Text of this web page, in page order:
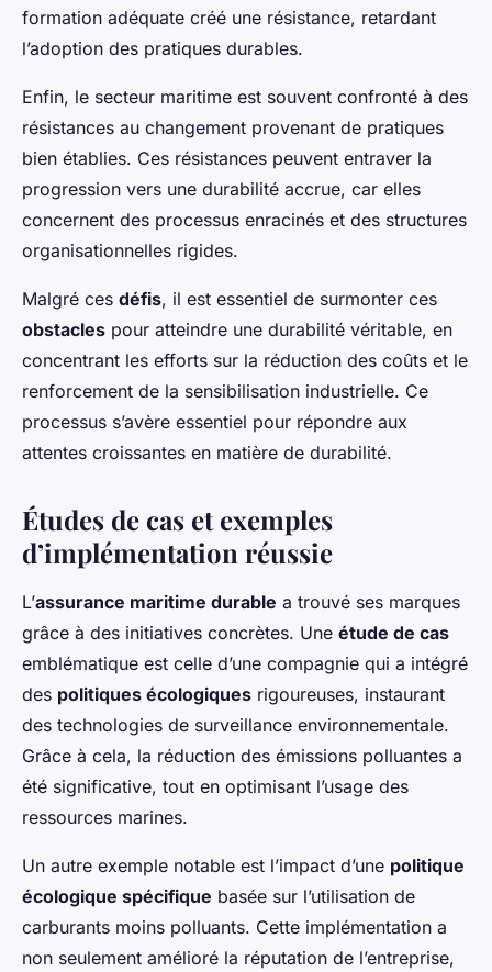
formation adéquate créé une résistance, retardant
l’adoption des pratiques durables.
Enfin, le secteur maritime est souvent confronté à des
résistances au changement provenant de pratiques
bien établies. Ces résistances peuvent entraver la
progression vers une durabilité accrue, car elles
concernent des processus enracinés et des structures
organisationnelles rigides.
Malgré ces défis, il est essentiel de surmonter ces
obstacles pour atteindre une durabilité véritable, en
concentrant les efforts sur la réduction des coûts et le
renforcement de la sensibilisation industrielle. Ce
processus s’avère essentiel pour répondre aux
attentes croissantes en matière de durabilité.
Études de cas et exemples
d’implémentation réussie
L’assurance maritime durable a trouvé ses marques
grâce à des initiatives concrètes. Une étude de cas
emblématique est celle d’une compagnie qui a intégré
des politiques écologiques rigoureuses, instaurant
des technologies de surveillance environnementale.
Grâce à cela, la réduction des émissions polluantes a
été significative, tout en optimisant l’usage des
ressources marines.
Un autre exemple notable est l’impact d’une politique
écologique spécifique basée sur l’utilisation de
carburants moins polluants. Cette implémentation a
non seulement amélioré la réputation de l’entreprise,